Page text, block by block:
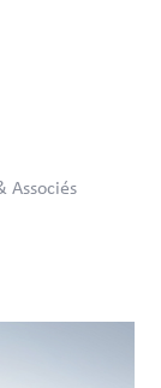
Associés